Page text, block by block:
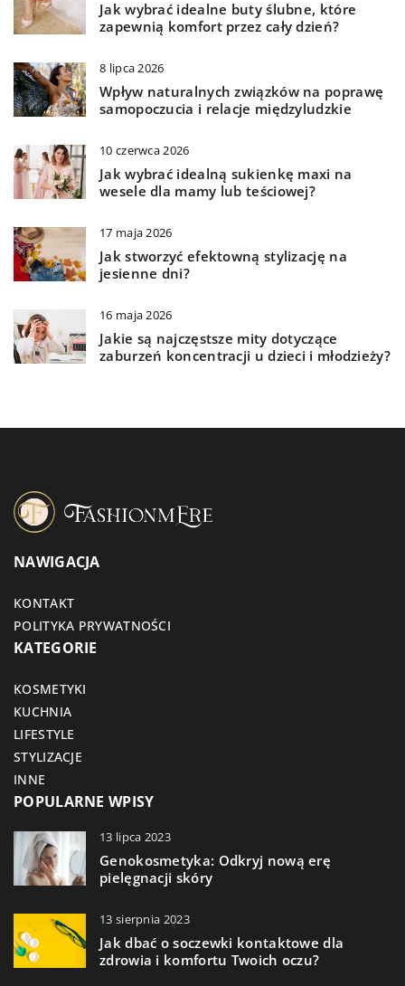
Jak wybrać idealne buty ślubne, które
zapewnią komfort przez cały dzień?
8 lipca 2026
Wpływ naturalnych związków na poprawę
samopoczucia i relacje międzyludzkie
10 czerwca 2026
Jak wybrać idealną sukienkę maxi na
wesele dla mamy lub teściowej?
17 maja 2026
Jak stworzyć efektowną stylizację na
jesienne dni?
16 maja 2026
Jakie są najczęstsze mity dotyczące
zaburzeń koncentracji u dzieci i młodzieży?
NAWIGACJA
KONTAKT
POLITYKA PRYWATNOŚCI
KATEGORIE
KOSMETYKI
KUCHNIA
LIFESTYLE
STYLIZACJE
INNE
POPULARNE WPISY
13 lipca 2023
Genokosmetyka: Odkryj nową erę
pielęgnacji skóry
13 sierpnia 2023
Jak dbać o soczewki kontaktowe dla
zdrowia i komfortu Twoich oczu?